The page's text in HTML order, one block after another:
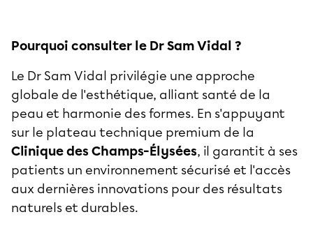
Pourquoi consulter le Dr Sam Vidal ?
Le Dr Sam Vidal privilégie une approche
globale de l'esthétique, alliant santé de la
peau et harmonie des formes. En s'appuyant
sur le plateau technique premium de la
Clinique des Champs-Élysées, il garantit à ses
patients un environnement sécurisé et l'accès
aux dernières innovations pour des résultats
naturels et durables.